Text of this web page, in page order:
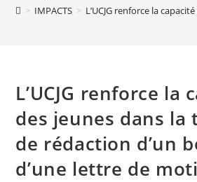
> IMPACTS > L’UCJG renforce la
L’UCJG renforce la
des jeunes dans la
de rédaction d’un
d’une lettre de